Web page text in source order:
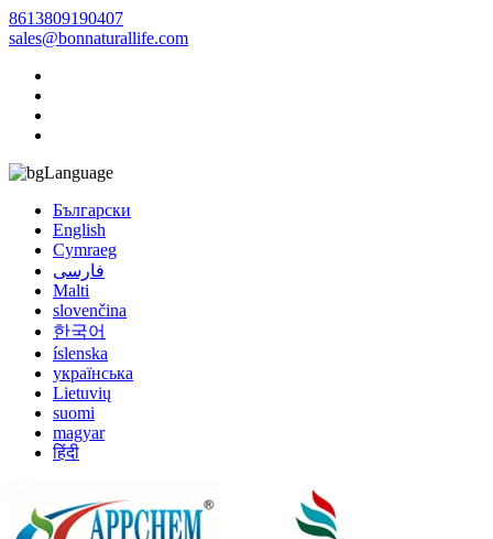
8613809190407
sales@bonnaturallife.com
Language
Български
English
Cymraeg
فارسی
Malti
slovenčina
한국어
íslenska
українська
Lietuvių
suomi
magyar
हिंदी